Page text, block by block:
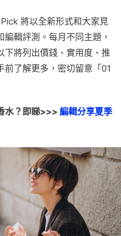
將以全新形式和大家見
輯評測。每月不同主題，
下將列出價錢、實用度、推
前了解更多，密切留意「01
水？即睇>>> 編輯分享夏季